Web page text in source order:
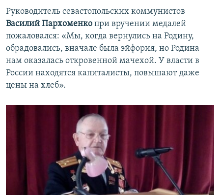
Руководитель севастопольских коммунистов
Василий Пархоменко при вручении медалей
пожаловался: «Мы, когда вернулись на Родину,
обрадовались, вначале была эйфория, но Родина
нам оказалась откровенной мачехой. У власти в
России находятся капиталисты, повышают даже
цены на хлеб».